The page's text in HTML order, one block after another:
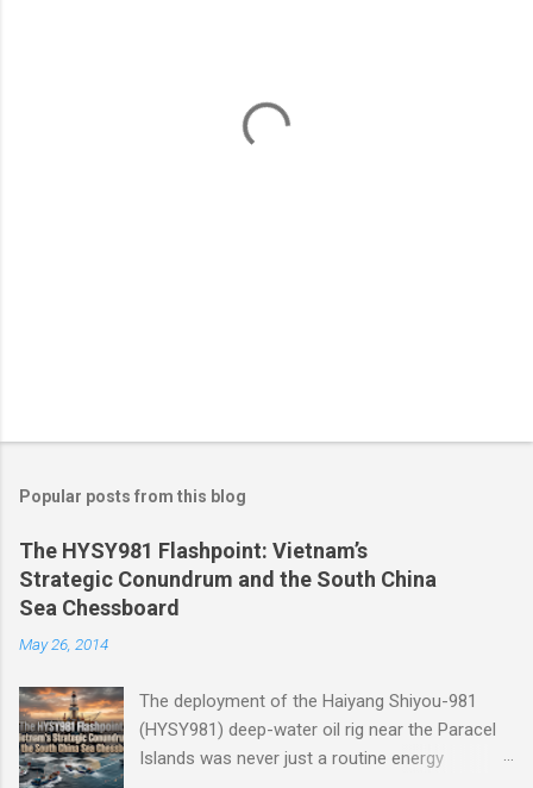
Popular posts from this blog
The HYSY981 Flashpoint: Vietnam’s
Strategic Conundrum and the South China
Sea Chessboard
May 26, 2014
The deployment of the Haiyang Shiyou-981
(HYSY981) deep-water oil rig near the Paracel
Islands was never just a routine energy